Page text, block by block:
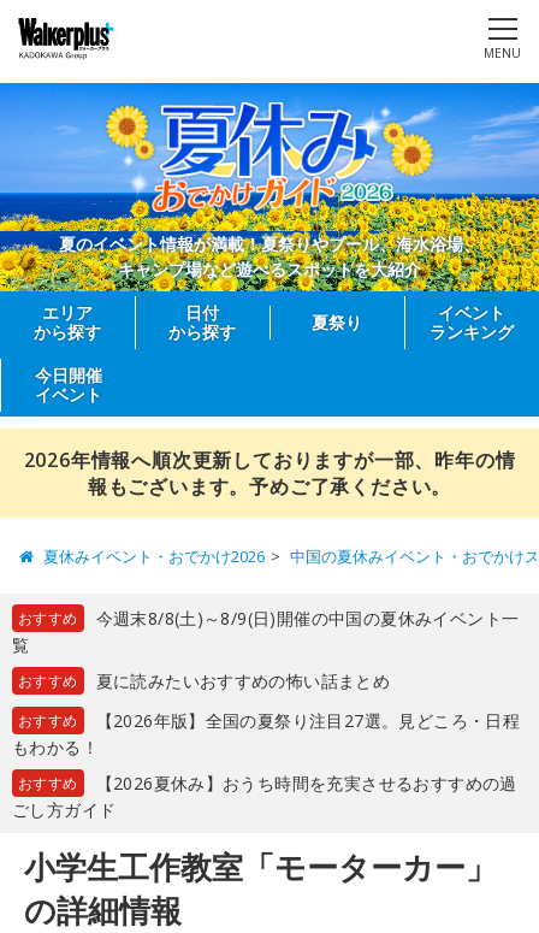
MENU
夏のイベント情報が満載！夏祭りやプール、海水浴場、
キャンプ場など遊べるスポットを大紹介
エリア
から探す
日付
から探す
夏祭り
イベント
ランキング
今日開催
イベント
2026年情報へ順次更新しておりますが一部、昨年の情
報もございます。予めご了承ください。
夏休みイベント・おでかけ2026 中国の夏休みイベント・おでかけ
おすすめ
今週末8/8(土)～8/9(日)開催の中国の夏休みイベント一
覧
おすすめ 夏に読みたいおすすめの怖い話まとめ
おすすめ
【2026年版】全国の夏祭り注目27選。見どころ・日程
もわかる！
おすすめ
【2026夏休み】おうち時間を充実させるおすすめの過
ごし方ガイド
小学生工作教室「モーターカー」
の詳細情報